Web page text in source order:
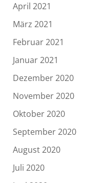
April 2021
März 2021
Februar 2021
Januar 2021
Dezember 2020
November 2020
Oktober 2020
September 2020
August 2020
Juli 2020